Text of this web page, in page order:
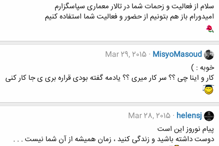
سلام از فعالیت و زحمات شما در تالار معماری سپاسگزارم
امیدورام باز هم بتونیم از حضور و فعالیت شما استفاده کنیم
MisyoMasoud
Mar 29, 2015
خوبه : )
کار و اینا چی ؟؟ سر کار میری ؟؟ یادمه گفته بودی قراره بری ی جا کار کنی
helensj
Mar 28, 2015
پیام نوروز این است
دوست داشته باشید و زندگی کنید ، زمان همیشه از آن شما نیست . . .